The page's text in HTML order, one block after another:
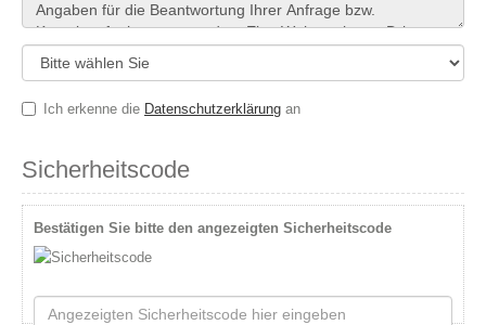
Ich erkenne die Datenschutzerklärung an
Sicherheitscode
Bestätigen Sie bitte den angezeigten Sicherheitscode